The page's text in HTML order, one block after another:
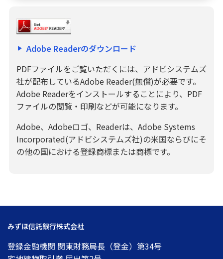
Adobe Readerのダウンロード
PDFファイルをご覧いただくには、アドビシステムズ
社が配布しているAdobe Reader(無償)が必要です。
Adobe Readerをインストールすることにより、PDF
ファイルの閲覧・印刷などが可能になります。
Adobe、Adobeロゴ、Readerは、Adobe Systems
Incorporated(アドビシステムズ社)の米国ならびにそ
の他の国における登録商標または商標です。
みずほ信託銀行株式会社
登録金融機関 関東財務局長（登金）第34号